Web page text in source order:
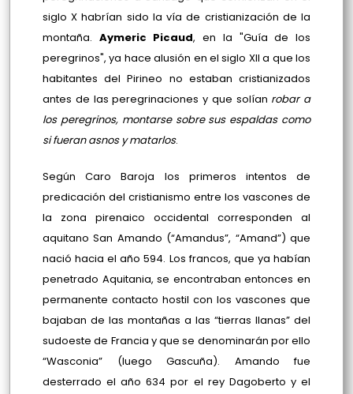
siglo X habrían sido la vía de cristianización de la
montaña. Aymeric Picaud, en la "Guía de los
peregrinos", ya hace alusión en el siglo XII a que los
habitantes del Pirineo no estaban cristianizados
antes de las peregrinaciones y que solían robar a
los peregrinos, montarse sobre sus espaldas como
si fueran asnos y matarlos.
Según Caro Baroja los primeros intentos de
predicación del cristianismo entre los vascones de
la zona pirenaico occidental corresponden al
aquitano San Amando (“Amandus”, “Amand”) que
nació hacia el año 594. Los francos, que ya habían
penetrado Aquitania, se encontraban entonces en
permanente contacto hostil con los vascones que
bajaban de las montañas a las “tierras llanas” del
sudoeste de Francia y que se denominarán por ello
“Wasconia” (luego Gascuña). Amando fue
desterrado el año 634 por el rey Dagoberto y el